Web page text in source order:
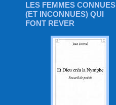
LES FEMMES CONNUES
(ET INCONNUES) QUI
FONT REVER